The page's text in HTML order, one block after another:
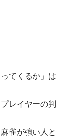
てくるか」は
レイヤーの判
雀が強い人と